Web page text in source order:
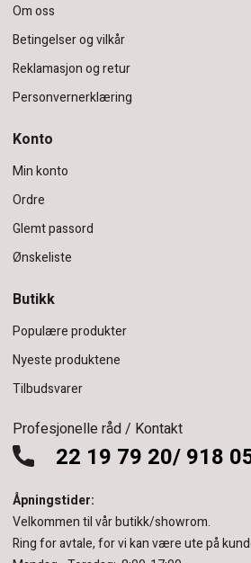
Om oss
Betingelser og vilkår
Reklamasjon og retur
Personvernerklæring
Konto
Min konto
Ordre
Glemt passord
Ønskeliste
Butikk
Populære produkter
Nyeste produktene
Tilbudsvarer
Profesjonelle råd / Kontakt
22 19 79 20/ 918
Åpningstider:
Velkommen til vår butikk/showrom.
Ring for avtale, for vi kan være ute på